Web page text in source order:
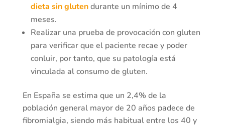
dieta sin glutendurante un mínimo de 4
meses.
Realizar una prueba de provocación con gluten
para verificar que el paciente recae y poder
conluir, por tanto, que su patología está
vinculada al consumo de gluten.
En España se estima que un 2,4% de la
población general mayor de 20 años padece de
fibromialgia, siendo más habitual entre los 40 y